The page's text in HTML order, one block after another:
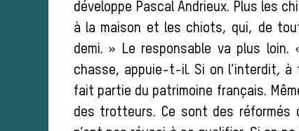
développe Pascal Andrieux. Plus les
à la maison et les chiots, qui, de
demi. » Le responsable va plus
chasse, appuie-t-il. Si on l’interdit, à
fait partie du patrimoine français.
des trotteurs. Ce sont des réformés